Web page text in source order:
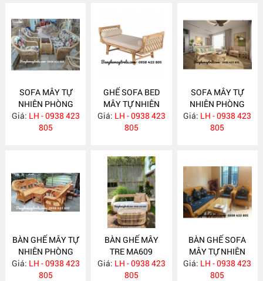
SOFA MÂY TỰ
NHIÊN PHÒNG
KHÁCH MA620
Giá: LH - 0938 423
805
GHẾ SOFA BED
MÂY TỰ NHIÊN
MA615
Giá: LH - 0938 423
805
SOFA MÂY TỰ
NHIÊN PHÒNG
KHÁCH MA612
Giá: LH - 0938 423
805
BÀN GHẾ MÂY TỰ
NHIÊN PHÒNG
KHÁCH MA610
Giá: LH - 0938 423
805
BÀN GHẾ MÂY
TRE MA609
Giá: LH - 0938 423
805
BÀN GHẾ SOFA
MÂY TỰ NHIÊN
PHÒNG KHÁCH
MA608
Giá: LH - 0938 423
805